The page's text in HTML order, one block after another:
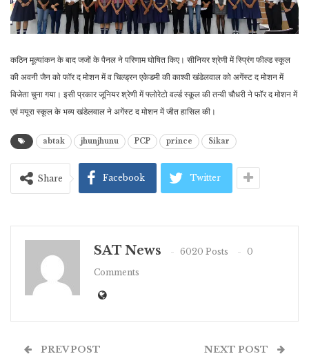
कठिन मूल्यांकन के बाद जजों के पैनल ने परिणाम घोषित किए। सीनियर श्रेणी में स्प्रिंग फील्ड स्कूल
की अवनी जैन को फॉर द मोशन में व चिल्ड्रन एकेडमी की काश्वी खंडेलवाल को अगेंस्ट द मोशन में
विजेता चुना गया। इसी प्रकार जूनियर श्रेणी में फ्लोरेटो वर्ल्ड स्कूल की तन्वी चौधरी ने फॉर द मोशन में
एवं मयूरा स्कूल के भव्य खंडेलवाल ने अगेंस्ट द मोशन में जीत हासिल की।
abtak jhunjhunu PCP prince Sikar
Share Facebook Twitter
SAT News 6020 Posts
0
Comments
PREV POST NEXT POST